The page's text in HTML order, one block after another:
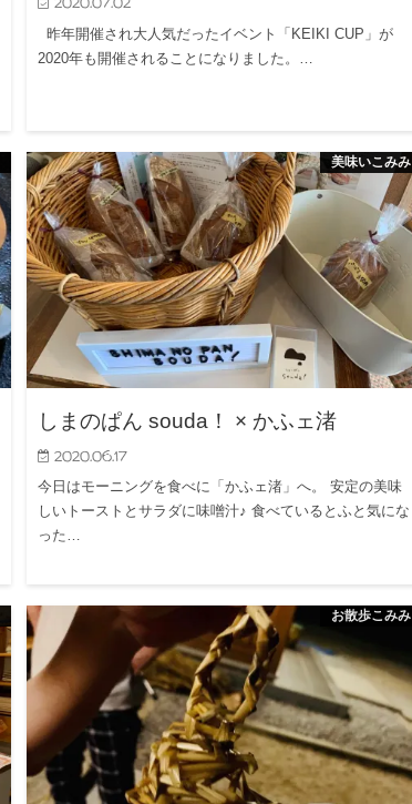
昨年開催され大人気だったイベント「KEIKI CUP」が
2020年も開催されることになりました。…
美味いこみみ
しまのぱん souda！ × かふェ渚
2020.06.17
今日はモーニングを食べに「かふェ渚」へ。 安定の美味
しいトーストとサラダに味噌汁♪ 食べているとふと気にな
った…
お散歩こみみ